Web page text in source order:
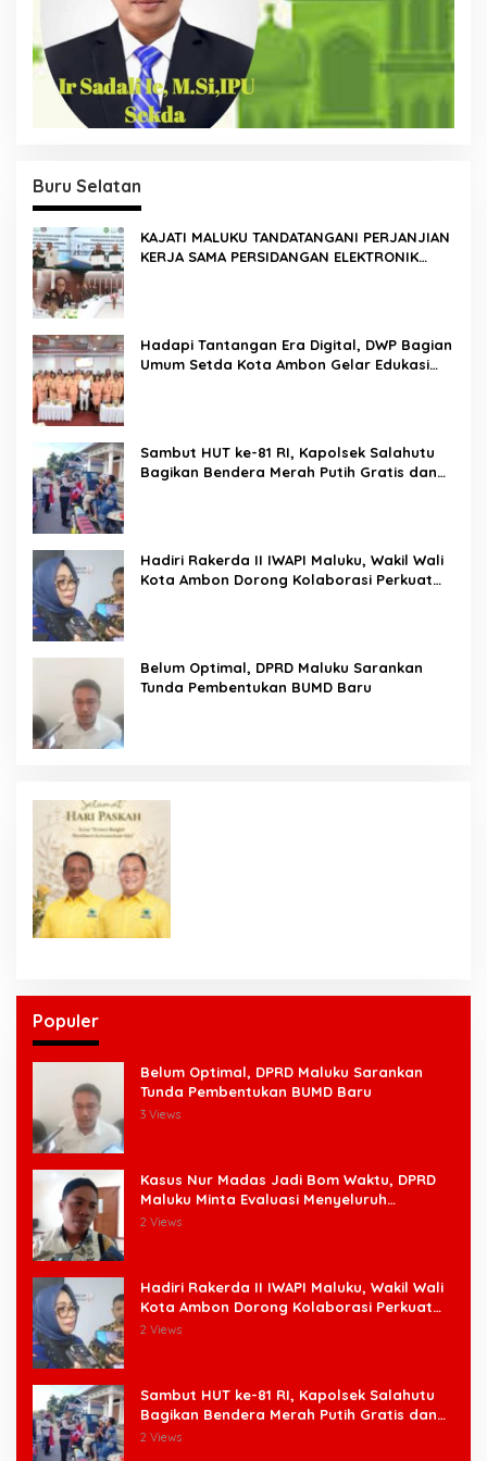
Buru Selatan
KAJATI MALUKU TANDATANGANI PERJANJIAN
KERJA SAMA PERSIDANGAN ELEKTRONIK
Hadapi Tantangan Era Digital, DWP Bagian
Umum Setda Kota Ambon Gelar Edukasi
Sambut HUT ke-81 RI, Kapolsek Salahutu
Bagikan Bendera Merah Putih Gratis dan
Hadiri Rakerda II IWAPI Maluku, Wakil Wali
Kota Ambon Dorong Kolaborasi Perkuat
Belum Optimal, DPRD Maluku Sarankan
Populer
Belum Optimal, DPRD Maluku Sarankan
3 Views
Kasus Nur Madas Jadi Bom Waktu, DPRD
Maluku Minta Evaluasi Menyeluruh
Pengangkatan Pengangkatan Pejabat
2 Views
Hadiri Rakerda II IWAPI Maluku, Wakil Wali
Kota Ambon Dorong Kolaborasi Perkuat
UMKM dan Pengusaha Perempuan
2 Views
Sambut HUT ke-81 RI, Kapolsek Salahutu
Bagikan Bendera Merah Putih Gratis dan
Ajak Warga Kobarkan Semangat
2 Views